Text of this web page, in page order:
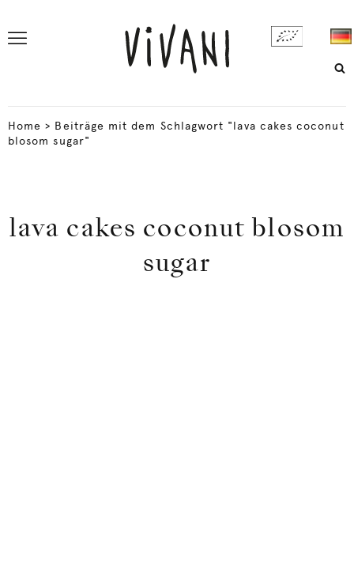
Home > Beiträge mit dem Schlagwort "lava cakes coconut
blosom sugar"
lava cakes coconut blosom
sugar